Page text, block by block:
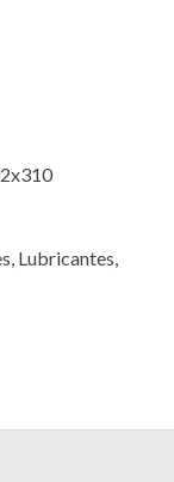
Lubricantes,